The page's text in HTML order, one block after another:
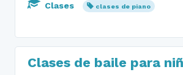
Clases clases de piano
Clases de baile para